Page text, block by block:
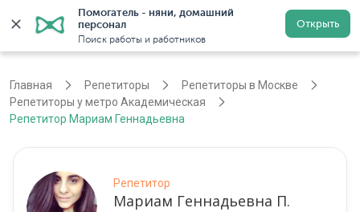
Помогатель - няни, домашний
персонал
Поиск работы и работников
Открыть
Регистрация
Главная Репетиторы
Репетиторы в Москве
Репетиторы у метро Академическая
Репетитор Мариам Геннадьевна
Репетитор
Мариам Геннадьевна П.